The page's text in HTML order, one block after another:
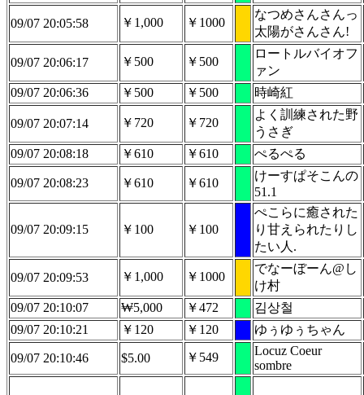
09/07 20:05:58 ￥1,000 ￥1000
なつめさんさんっ
太陽がさんさん!
09/07 20:06:17 ￥500 ￥500
ロートルバイオフ
ァン
09/07 20:06:36
￥500 ￥500 時崎紅
09/07 20:07:14 ￥720 ￥720
よく訓練された野
うさぎ
09/07 20:08:18
￥610 ￥610 ぺるぺる
09/07 20:08:23 ￥610 ￥610
けーすぱそこんの
51.1
09/07 20:09:15 ￥100 ￥100
ぺこらに癒された
り甘えられたりし
たい人.
09/07 20:09:53 ￥1,000 ￥1000
でなーぼーん@し
け村
09/07 20:10:07
₩5,000 ￥472
김상철
09/07 20:10:21
￥120 ￥120 ゆぅゆぅちゃん
09/07 20:10:46 $5.00 ￥549
Locuz Coeur
sombre